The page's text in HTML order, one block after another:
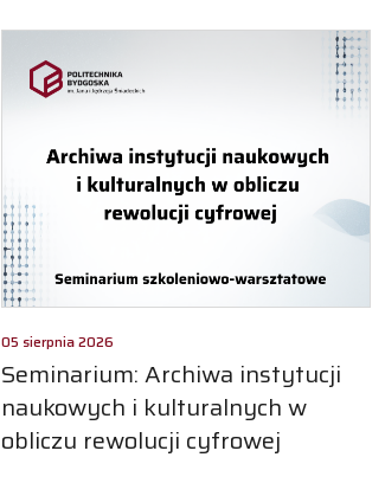
05 sierpnia 2026
Seminarium: Archiwa instytucji
naukowych i kulturalnych w
obliczu rewolucji cyfrowej